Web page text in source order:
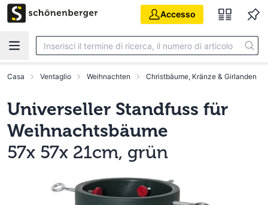
Vai al contenuto principale
Accesso
Casa Ventaglio Weihnachten Christbäume, Kränze & Girlanden
Universeller Standfuss für
Weihnachtsbäume
57x 57x 21cm, grün